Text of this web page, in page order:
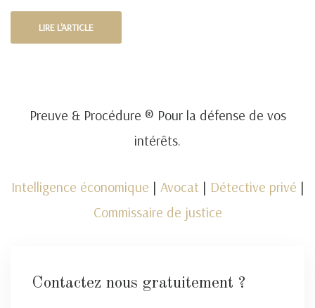
LIRE L'ARTICLE
Preuve & Procédure ® Pour la défense de vos
intérêts.
Intelligence économique | Avocat | Détective privé |
Commissaire de justice
Contactez nous gratuitement ?